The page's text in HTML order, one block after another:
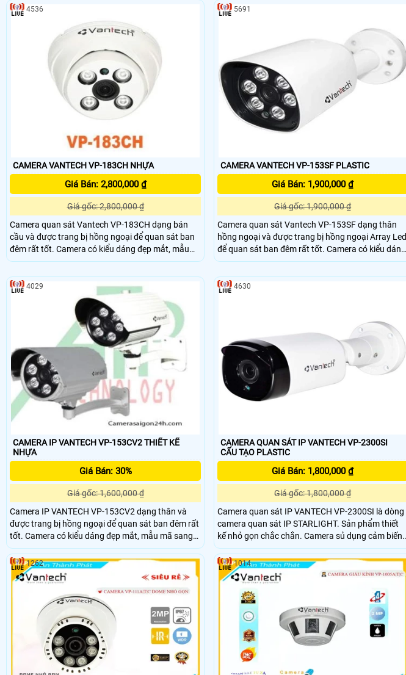
ảnh tốt nhất.
CAMERA VANTECH VP-183CH NHỰA
Giá Bán: 2,800,000 ₫
Giá gốc: 2,800,000 ₫
Camera quan sát Vantech VP-183CH dạng bán
cầu và được trang bị hồng ngoại để quan sát ban
đêm rất tốt. Camera có kiểu dáng đẹp mắt, mẫu
mã sang trọng, sản phẩm có độ ổn định cao, phù
Spa, các khu chung cư, siêu thị, nhà sách, bệnh
4536
CAMERA VANTECH VP-153SF PLASTIC
Giá Bán: 1,900,000 ₫
Giá gốc: 1,900,000 ₫
Camera quan sát Vantech VP-153SF dạng thân
hồng ngoại và được trang bị hồng ngoại Array Led
để quan sát ban đêm rất tốt. Camera có kiểu dáng
đẹp mắt, mẫu mã sang trọng, sản phẩm có độ ổn
khách sạn, Spa, các khu chung cư, siêu thị, nhà
5691
CAMERA IP VANTECH VP-153CV2 THIẾT KẾ
NHỰA
Giá Bán: 30%
Giá gốc: 1,600,000 ₫
Camera IP VANTECH VP-153CV2 dạng thân và
được trang bị hồng ngoại để quan sát ban đêm rất
tốt. Camera có kiểu dáng đẹp mắt, mẫu mã sang
trọng, sản phẩm có độ ổn định cao
4029
CAMERA QUAN SÁT IP VANTECH VP-2300SI
CẤU TẠO PLASTIC
Giá Bán: 1,800,000 ₫
Giá gốc: 1,800,000 ₫
Camera quan sát IP VANTECH VP-2300SI là dòng
camera quan sát IP STARLIGHT. Sản phẩm thiết
kế nhỏ gọn chắc chắn. Camera sủ dụng cảm biến
hình ảnh 2.0 Megapixel , có hỗ trợ công nghệ lưu
trũ hình ảnh H
4630
1262 1014